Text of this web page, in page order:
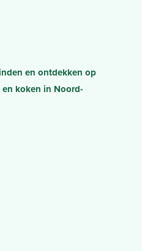
en ontdekken op
koken in Noord-